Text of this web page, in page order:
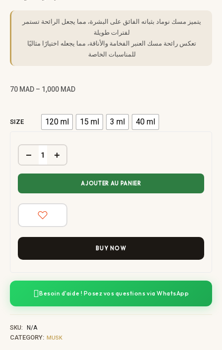
يتميز مسك نوماد بثباته الفائق على البشرة، مما يجعل الرائحة تستمر
لفترات طويلة
تعكس رائحة مسك العنبر الفخامة والأناقة، مما يجعله اختيارًا مثاليًا
للمناسبات الخاصة
70 MAD – 1,000 MAD
SIZE 120 ml 15 ml 3 ml 40 ml
AJOUTER AU PANIER
BUY NOW
Besoin d'aide ! Posez vos questions via WhatsApp
SKU: N/A
CATEGORY: MUSK